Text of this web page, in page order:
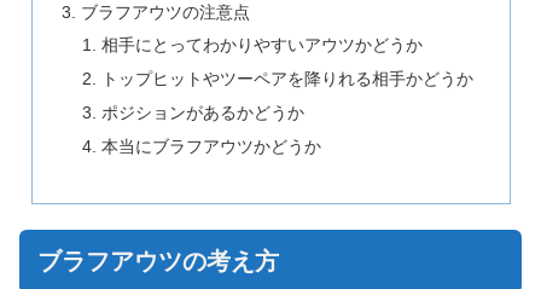
ブラフアウツの注意点
相手にとってわかりやすいアウツかどうか
トップヒットやツーペアを降りれる相手かどうか
ポジションがあるかどうか
本当にブラフアウツかどうか
ブラフアウツの考え方